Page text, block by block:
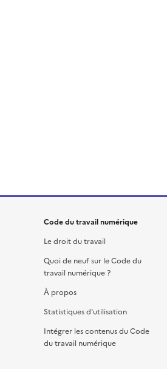
Code du travail numérique
Le droit du travail
Quoi de neuf sur le Code du
travail numérique ?
À propos
Statistiques d'utilisation
Intégrer les contenus du Code
du travail numérique